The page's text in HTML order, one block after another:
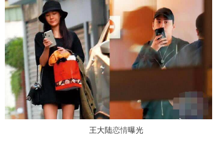
王大陆恋情曝光